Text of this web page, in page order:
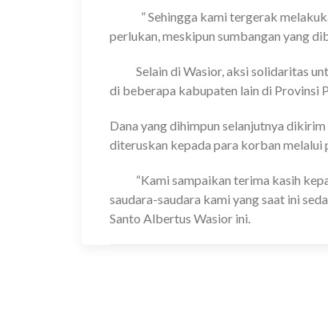
” Sehingga kami tergerak
perlukan, meskipun sumbangan yang
Selain di Wasior, aksi solidaritas
di beberapa kabupaten lain di Provinsi
Dana yang dihimpun selanjutnya
diteruskan kepada para korban melalui
“Kami sampaikan terima kasih
saudara-saudara kami yang saat ini
Santo Albertus Wasior ini.